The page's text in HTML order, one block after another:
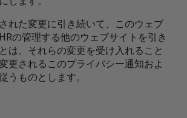
れた変更に引き続いて、このウェブ
の管理する他のウェブサイトを引き
は、それらの変更を受け入れること
更されるこのプライバシー通知およ
うものとします。